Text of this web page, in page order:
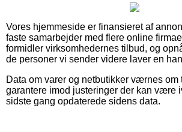
Vores hjemmeside er finansieret af
faste samarbejder med flere online
formidler virksomhedernes tilbud, og
de personer vi sender videre laver en
Data om varer og netbutikker værnes om
garantere imod justeringer der kan være
sidste gang opdaterede sidens data.